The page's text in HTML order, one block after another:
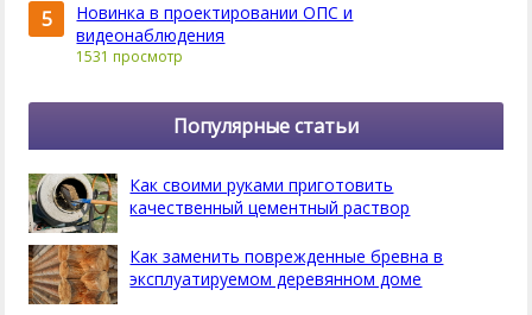
5
Новинка в проектировании ОПС и
видеонаблюдения
1531 просмотр
Популярные статьи
Как своими руками приготовить
качественный цементный раствор
Как заменить поврежденные бревна в
эксплуатируемом деревянном доме